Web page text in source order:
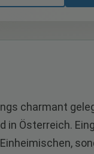
charmant
in Österreich.